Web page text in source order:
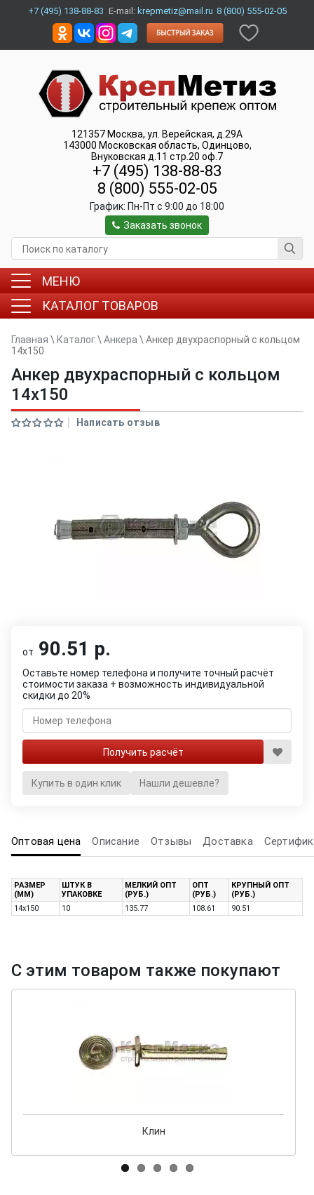
+7 (495) 138-88-83 E-mail: krepmetiz@mail.ru 8 (800) 555-02-05
121357 Москва, ул. Верейская, д.29А
143000 Московская область, Одинцово,
Внуковская д.11 стр.20 оф.7
+7 (495) 138-88-83
8 (800) 555-02-05
График: Пн-Пт c 9:00 до 18:00
Заказать звонок
МЕНЮ
КАТАЛОГ ТОВАРОВ
Главная \ Каталог\ Анкера \ Анкер двуxраспорный с кольцом
14x150
Анкер двуxраспорный с кольцом
14x150
Написать отзыв
от 90.51 р.
Оставьте номер телефона и получите точный расчёт
стоимости заказа + возможность индивидуальной
скидки до 20%
Купить в один клик Нашли дешевле?
Оптовая цена Описание Отзывы Доставка
РАЗМЕР
(ММ)
ШТУК В
УПАКОВКЕ
МЕЛКИЙ ОПТ
(РУБ.)
ОПТ
(РУБ.)
КРУПНЫЙ ОПТ
(РУБ.)
14х150
10 135.77 108.61 90.51
С этим товаром также покупают
Клин